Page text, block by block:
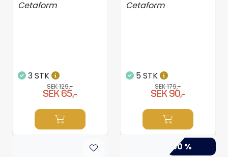
Cetaform
3 STK
SEK 129,-
SEK 65,-
Cetaform
5 STK
SEK 179,-
SEK 90,-
-50 %